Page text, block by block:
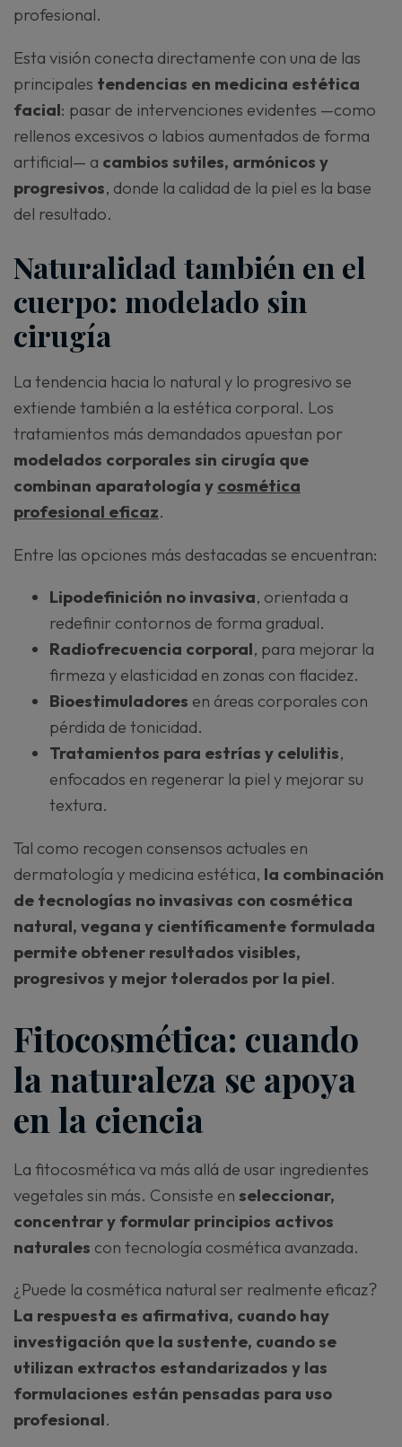
profesional.
Esta visión conecta directamente con una de las
principales tendencias en medicina estética
facial: pasar de intervenciones evidentes —como
rellenos excesivos o labios aumentados de forma
artificial— a cambios sutiles, armónicos y
progresivos, donde la calidad de la piel es la base
del resultado.
Naturalidad también en el
cuerpo: modelado sin
cirugía
La tendencia hacia lo natural y lo progresivo se
extiende también a la estética corporal. Los
tratamientos más demandados apuestan por
modelados corporales sin cirugía que
combinan aparatología y cosmética
profesional eficaz.
Entre las opciones más destacadas se encuentran:
Lipodefinición no invasiva, orientada a
redefinir contornos de forma gradual.
Radiofrecuencia corporal, para mejorar la
firmeza y elasticidad en zonas con flacidez.
Bioestimuladores en áreas corporales con
pérdida de tonicidad.
Tratamientos para estrías y celulitis,
enfocados en regenerar la piel y mejorar su
textura.
Tal como recogen consensos actuales en
dermatología y medicina estética, la combinación
de tecnologías no invasivas con cosmética
natural, vegana y científicamente formulada
permite obtener resultados visibles,
progresivos y mejor tolerados por la piel.
Fitocosmética: cuando
la naturaleza se apoya
en la ciencia
La fitocosmética va más allá de usar ingredientes
vegetales sin más. Consiste en seleccionar,
concentrar y formular principios activos
naturales con tecnología cosmética avanzada.
¿Puede la cosmética natural ser realmente eficaz?
La respuesta es afirmativa, cuando hay
investigación que la sustente, cuando se
utilizan extractos estandarizados y las
formulaciones están pensadas para uso
profesional.